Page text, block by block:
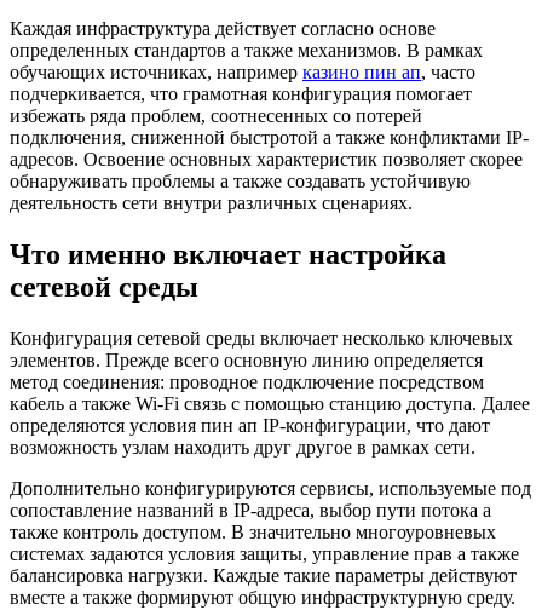
Каждая инфраструктура действует согласно основе
определенных стандартов а также механизмов. В рамках
обучающих источниках, например казино пин ап, часто
подчеркивается, что грамотная конфигурация помогает
избежать ряда проблем, соотнесенных со потерей
подключения, сниженной быстротой а также конфликтами IP-
адресов. Освоение основных характеристик позволяет скорее
обнаруживать проблемы а также создавать устойчивую
деятельность сети внутри различных сценариях.
Что именно включает настройка
сетевой среды
Конфигурация сетевой среды включает несколько ключевых
элементов. Прежде всего основную линию определяется
метод соединения: проводное подключение посредством
кабель а также Wi-Fi связь с помощью станцию доступа. Далее
определяются условия пин ап IP-конфигурации, что дают
возможность узлам находить друг другое в рамках сети.
Дополнительно конфигурируются сервисы, используемые под
сопоставление названий в IP-адреса, выбор пути потока а
также контроль доступом. В значительно многоуровневых
системах задаются условия защиты, управление прав а также
балансировка нагрузки. Каждые такие параметры действуют
вместе а также формируют общую инфраструктурную среду.